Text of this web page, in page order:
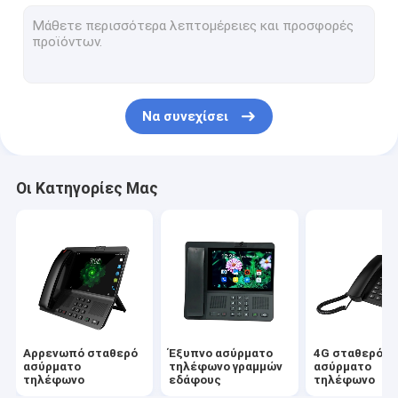
Ασύρματο τηλέφωνο Υπουργείων Εσωτερικών
Ασύρματο τηλέφωνο καρτών SIM
Σταθερό ασύρματο τηλέφωνο με τη δυναμική ζώνη
δρομολογητής 4G WIFI LTE
Να συνεχίσει
Οι Κατηγορίες Μας
Αρρενωπό σταθερό
ασύρματο
τηλέφωνο
Έξυπνο ασύρματο
τηλέφωνο γραμμών
εδάφους
4G σταθερό
ασύρματο
τηλέφωνο